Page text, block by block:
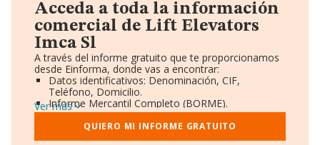
Acceda a toda la información
comercial de Lift Elevators
Imca Sl
A través del informe gratuito que te proporcionamos
desde Einforma, donde vas a encontrar:
Datos identificativos: Denominación, CIF,
Teléfono, Domicilio.
Informe Mercantil Completo (BORME).
Gráficos de Evolución Ventas y Empleados.
Consejo de Administración y Administradores.
Directivos y Ejecutivos.
Ver más
QUIERO MI INFORME GRATUITO